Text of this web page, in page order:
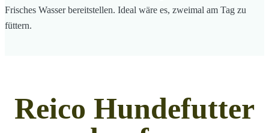
Frisches Wasser bereitstellen. Ideal wäre es, zweimal am Tag zu
füttern.
Reico Hundefutter